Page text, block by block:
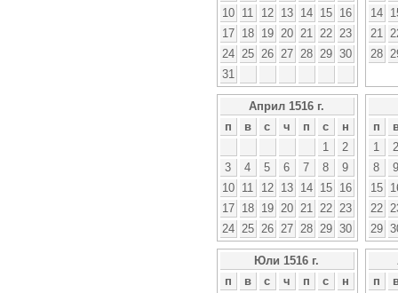
10
11 12 13 14 15
16
17
18 19 20 21 22
23
24
25 26 27 28 29 30
31
14
21
28
Април 1516 г.
п
в с ч п с
н
1
2
3
4 5 6 7 8
9
10
11 12 13 14 15
16
17
18 19 20 21 22
23
24
25 26 27 28 29 30
п
1
2
8
9
15
22
29
Юли 1516 г.
п
в с ч п с
н
п